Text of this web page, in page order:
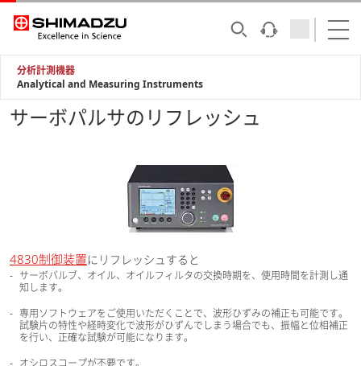
分析計測機器
Analytical and Measuring Instruments
サーボパルサのリフレッシュ
4830制御装置にリフレッシュすると
サーボバルブ、オイル、オイルフィルタの交換時期を、使用時間を計測し通
知します。
専用ソフトウェアをご使用いただくことで、波形ひずみの補正も可能です。
試験片の特性や経時変化で波形がひずんでしまう場合でも、振幅と位相補正
を行い、正確な試験が可能になります。
オシロスコープが不要です。